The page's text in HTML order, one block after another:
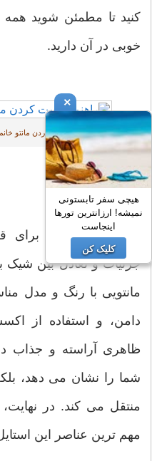
کنید تا مطمئن شوید
خوبی در آن دارید.
ست کردن مانتو خانم
در پایان :
ست کردن مانتو برای
جزئیات و تعادل بین شیک
مانتویی با رنگ و مدل
دامن، و استفاده از
ظاهری آراسته و جذاب
شما را نشان می دهد،
منتقل می کند. در
مهم ترین عناصر این
×
هیچی سفر تابستونی
نمیشه! ارزانترین تورها
اینجاست
کلیک کن